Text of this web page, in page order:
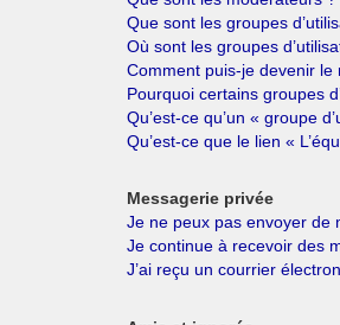
Que sont les groupes
Où sont les groupes
Comment puis-je devenir le
Pourquoi certains groupes
Qu’est-ce qu’un « groupe
Qu’est-ce que le lien «
Messagerie privée
Je ne peux pas envoyer de
Je continue à recevoir des
J’ai reçu un courrier